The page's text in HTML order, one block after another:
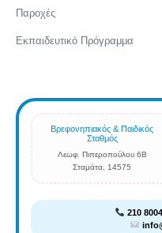
Παροχές
Εκπαιδευτικό Πρόγραμμα
Βρεφονηπιακός & Παιδικός
Σταθμός
Λεωφ. Πιπεροπούλου 6Β
Σταμάτα, 14575
210